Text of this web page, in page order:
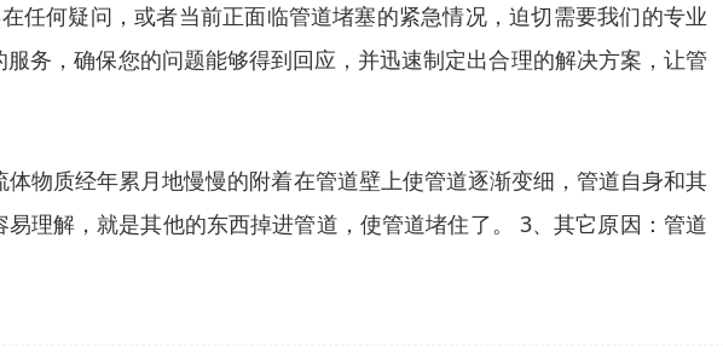
任何疑问，或者当前正面临管道堵塞的紧急情况，迫切需要我们的专业
务，确保您的问题能够得到回应，并迅速制定出合理的解决方案，让管
物质经年累月地慢慢的附着在管道壁上使管道逐渐变细，管道自身和其
理解，就是其他的东西掉进管道，使管道堵住了。 3、其它原因：管道